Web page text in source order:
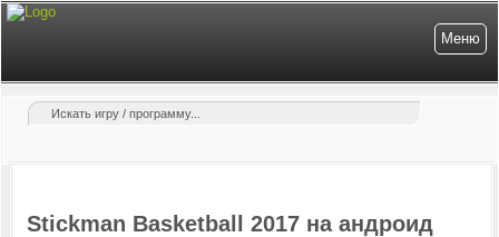
Меню
Stickman Basketball 2017 на андроид